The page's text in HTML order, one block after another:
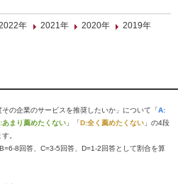
年 2021年 2020年
2019年
の企業のサービスを推奨したいか」について「A:
あまり薦めたくない 」「D:全く薦めたくない 」の4段
。
8回答、C=3-5回答、D=1-2回答として割合を算